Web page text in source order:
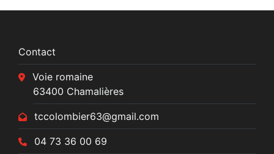
Contact
Voie romaine
63400 Chamalières
tccolombier63@gmail.com
04 73 36 00 69